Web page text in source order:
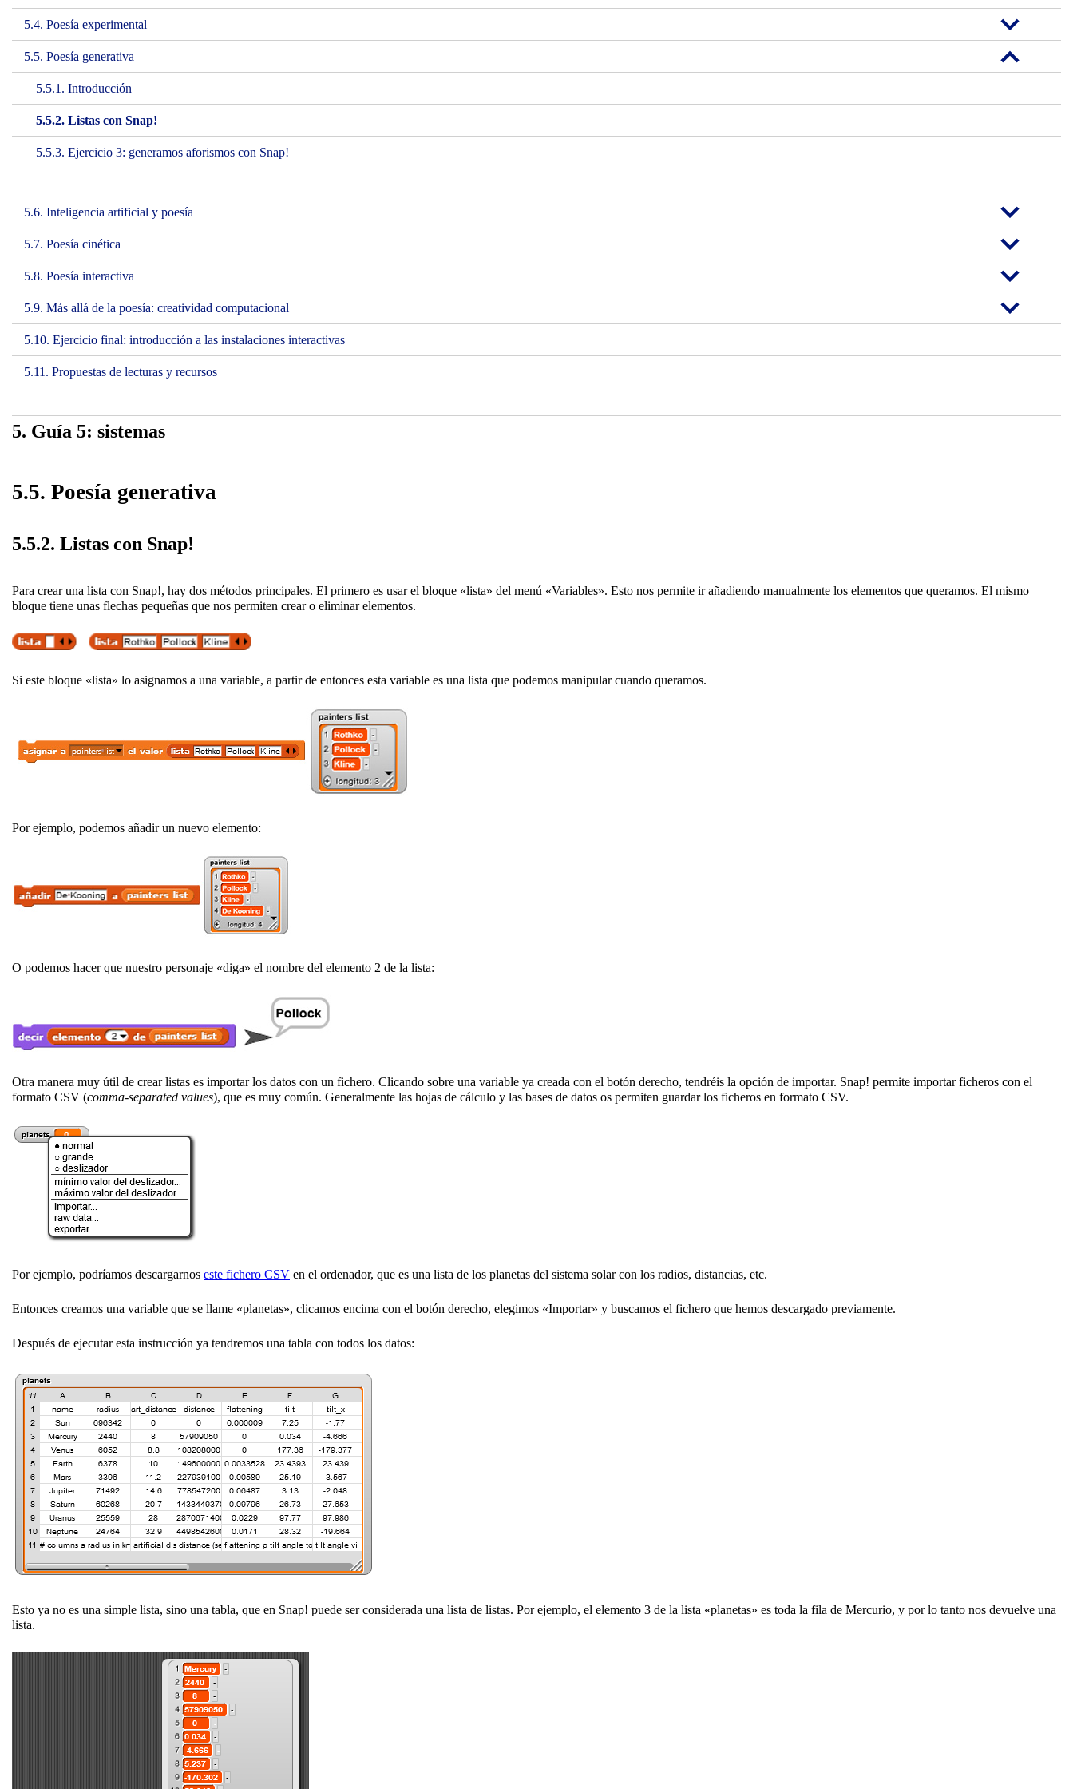
5.4. Poesía experimental
5.5. Poesía generativa
5.5.1. Introducción
5.5.2. Listas con Snap!
5.5.3. Ejercicio 3: generamos aforismos con Snap!
5.6. Inteligencia artificial y poesía
5.7. Poesía cinética
5.8. Poesía interactiva
5.9. Más allá de la poesía: creatividad computacional
5.10. Ejercicio final: introducción a las instalaciones interactivas
5.11. Propuestas de lecturas y recursos
5. Guía 5: sistemas
5.5. Poesía generativa
5.5.2. Listas con Snap!
Para crear una lista con Snap!, hay dos métodos principales. El primero es usar el bloque «lista» del menú «Variables». Esto nos permite ir añadiendo manualmente los elementos que queramos. El mismo
bloque tiene unas flechas pequeñas que nos permiten crear o eliminar elementos.
Si este bloque «lista» lo asignamos a una variable, a partir de entonces esta variable es una lista que podemos manipular cuando queramos.
Por ejemplo, podemos añadir un nuevo elemento:
O podemos hacer que nuestro personaje «diga» el nombre del elemento 2 de la lista:
Otra manera muy útil de crear listas es importar los datos con un fichero. Clicando sobre una variable ya creada con el botón derecho, tendréis la opción de importar. Snap! permite importar ficheros con el
formato CSV (comma-separated values), que es muy común. Generalmente las hojas de cálculo y las bases de datos os permiten guardar los ficheros en formato CSV.
Por ejemplo, podríamos descargarnos este fichero CSV en el ordenador, que es una lista de los planetas del sistema solar con los radios, distancias, etc.
Entonces creamos una variable que se llame «planetas», clicamos encima con el botón derecho, elegimos «Importar» y buscamos el fichero que hemos descargado previamente.
Después de ejecutar esta instrucción ya tendremos una tabla con todos los datos:
Esto ya no es una simple lista, sino una tabla, que en Snap! puede ser considerada una lista de listas. Por ejemplo, el elemento 3 de la lista «planetas» es toda la fila de Mercurio, y por lo tanto nos devuelve una
lista.